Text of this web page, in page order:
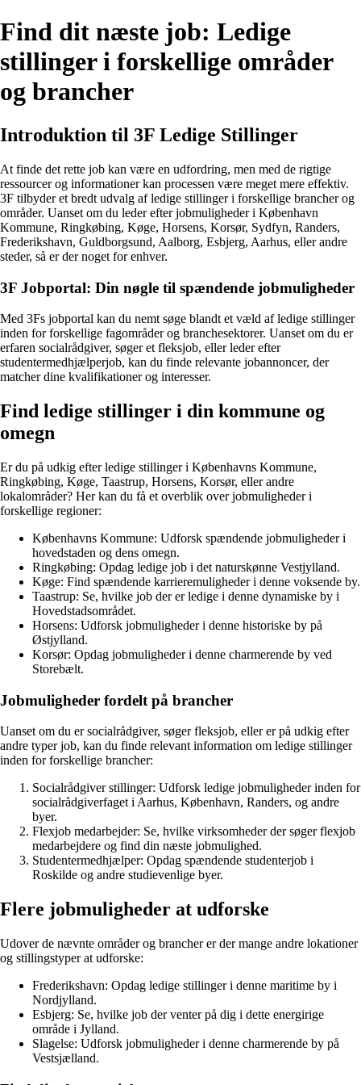
Find dit næste job: Ledige
stillinger i forskellige områder
og brancher
Introduktion til 3F Ledige Stillinger
At finde det rette job kan være en udfordring, men med de rigtige
ressourcer og informationer kan processen være meget mere effektiv.
3F tilbyder et bredt udvalg af ledige stillinger i forskellige brancher og
områder. Uanset om du leder efter jobmuligheder i København
Kommune, Ringkøbing, Køge, Horsens, Korsør, Sydfyn, Randers,
Frederikshavn, Guldborgsund, Aalborg, Esbjerg, Aarhus, eller andre
steder, så er der noget for enhver.
3F Jobportal: Din nøgle til spændende jobmuligheder
Med 3Fs jobportal kan du nemt søge blandt et væld af ledige stillinger
inden for forskellige fagområder og branchesektorer. Uanset om du er
erfaren socialrådgiver, søger et fleksjob, eller leder efter
studentermedhjælperjob, kan du finde relevante jobannoncer, der
matcher dine kvalifikationer og interesser.
Find ledige stillinger i din kommune og
omegn
Er du på udkig efter ledige stillinger i Københavns Kommune,
Ringkøbing, Køge, Taastrup, Horsens, Korsør, eller andre
lokalområder? Her kan du få et overblik over jobmuligheder i
forskellige regioner:
Københavns Kommune: Udforsk spændende jobmuligheder i
hovedstaden og dens omegn.
Ringkøbing: Opdag ledige job i det naturskønne Vestjylland.
Køge: Find spændende karrieremuligheder i denne voksende by.
Taastrup: Se, hvilke job der er ledige i denne dynamiske by i
Hovedstadsområdet.
Horsens: Udforsk jobmuligheder i denne historiske by på
Østjylland.
Korsør: Opdag jobmuligheder i denne charmerende by ved
Storebælt.
Jobmuligheder fordelt på brancher
Uanset om du er socialrådgiver, søger fleksjob, eller er på udkig efter
andre typer job, kan du finde relevant information om ledige stillinger
inden for forskellige brancher:
Socialrådgiver stillinger: Udforsk ledige jobmuligheder inden for
socialrådgiverfaget i Aarhus, København, Randers, og andre
byer.
Flexjob medarbejder: Se, hvilke virksomheder der søger flexjob
medarbejdere og find din næste jobmulighed.
Studentermedhjælper: Opdag spændende studenterjob i
Roskilde og andre studievenlige byer.
Flere jobmuligheder at udforske
Udover de nævnte områder og brancher er der mange andre lokationer
og stillingstyper at udforske:
Frederikshavn: Opdag ledige stillinger i denne maritime by i
Nordjylland.
Esbjerg: Se, hvilke job der venter på dig i dette energirige
område i Jylland.
Slagelse: Udforsk jobmuligheder i denne charmerende by på
Vestsjælland.